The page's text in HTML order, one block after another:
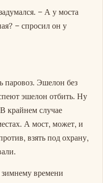
– А у моста
– спросил он у
Эшелон без
эшелон отбить. Ну
крайнем случае
А мост, может, и
взять под охрану,
времени